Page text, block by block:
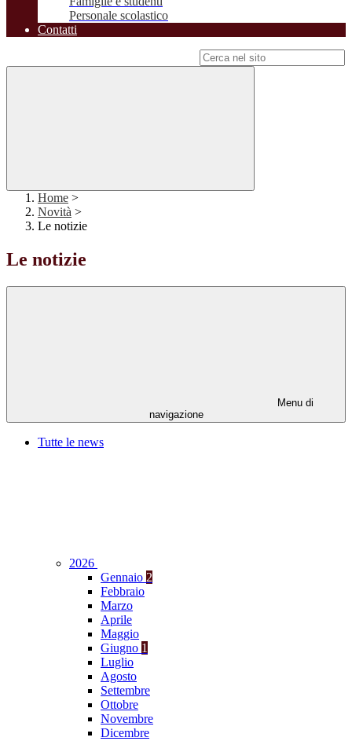
Personale scolastico
Contatti
Home >
Novità >
Le notizie
Le notizie
Menu di
navigazione
Tutte le news
2026
Gennaio 2
Febbraio
Marzo
Aprile
Maggio
Giugno 1
Luglio
Agosto
Settembre
Ottobre
Novembre
Dicembre